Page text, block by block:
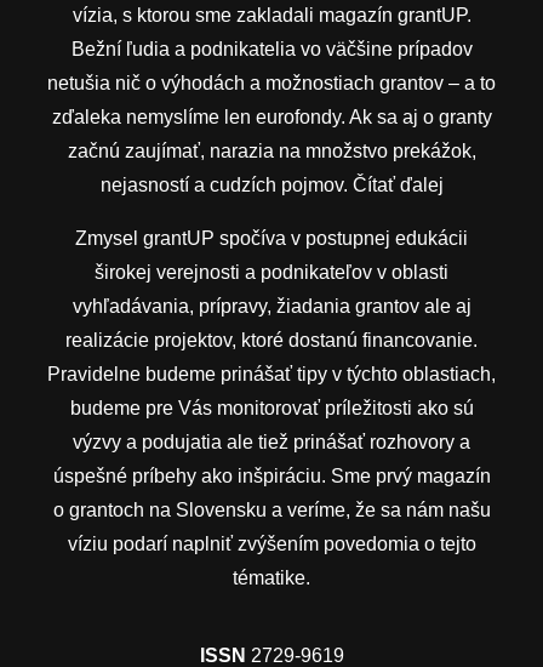
vízia, s ktorou sme zakladali magazín grantUP.
Bežní ľudia a podnikatelia vo väčšine prípadov
netušia nič o výhodách a možnostiach grantov – a to
zďaleka nemyslíme len eurofondy. Ak sa aj o granty
začnú zaujímať, narazia na množstvo prekážok,
nejasností a cudzích pojmov. Čítať ďalej
Zmysel grantUP spočíva v postupnej edukácii
širokej verejnosti a podnikateľov v oblasti
vyhľadávania, prípravy, žiadania grantov ale aj
realizácie projektov, ktoré dostanú financovanie.
Pravidelne budeme prinášať tipy v týchto oblastiach,
budeme pre Vás monitorovať príležitosti ako sú
výzvy a podujatia ale tiež prinášať rozhovory a
úspešné príbehy ako inšpiráciu. Sme prvý magazín
o grantoch na Slovensku a veríme, že sa nám našu
víziu podarí naplniť zvýšením povedomia o tejto
tématike.
ISSN 2729-9619